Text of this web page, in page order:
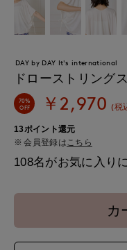
DAY by DAY It's international
ドローストリング
70%
OFF
￥2,970 (税
13ポイント還元
会員登録は こちら
108名がお気に入り
カ